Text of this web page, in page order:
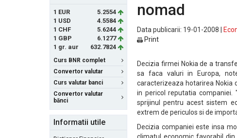
1 EUR
5.2554
1 USD
4.5584
1 CHF
5.6244
1 GBP
6.1277
1 gr. aur
632.7824
Curs BNR complet
Convertor valutar
Curs valutar banci
Convertor valutar
bănci
Informatii utile
nomad
Data publicarii: 19-01-2008 |
Print
Decizia firmei Nokia de a
sa faca valuri in Europa,
caracterizeaza hotarirea Nokia
in pericol reputatia companiei.
sprijinul pentru acest sistem
extrem de periculos si de
Decizia companiei este insa